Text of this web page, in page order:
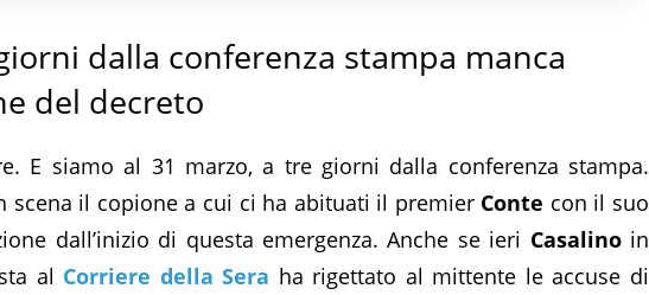
dalla conferenza stampa manca
del decreto
E siamo al 31 marzo, a tre giorni dalla conferenza stampa.
scena il copione a cui ci ha abituati il premier Conte con il suo
dall’inizio di questa emergenza. Anche se ieri Casalinoin
al Corriere della Sera ha rigettato al mittente le accuse di